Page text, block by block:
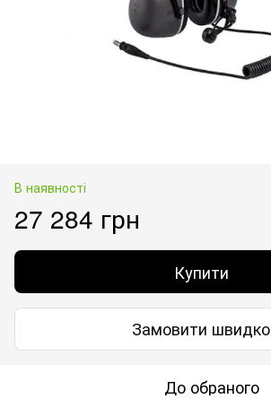
В наявності
27 284 грн
Купити
Замовити швидко
До обраного